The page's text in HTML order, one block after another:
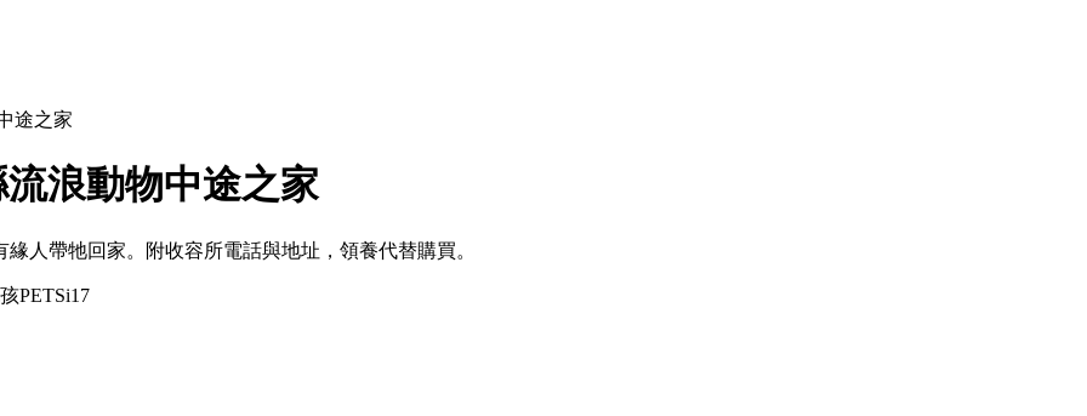
途之家
浪動物中途之家
人帶牠回家。附收容所電話與地址，領養代替購買。